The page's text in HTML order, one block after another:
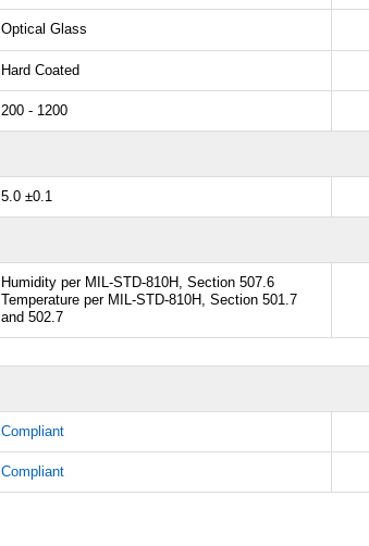
Optical Glass
Hard Coated
200 - 1200
5.0 ±0.1
Humidity per MIL-STD-810H, Section 507.6
Temperature per MIL-STD-810H, Section 501.7
and 502.7
Compliant
Compliant